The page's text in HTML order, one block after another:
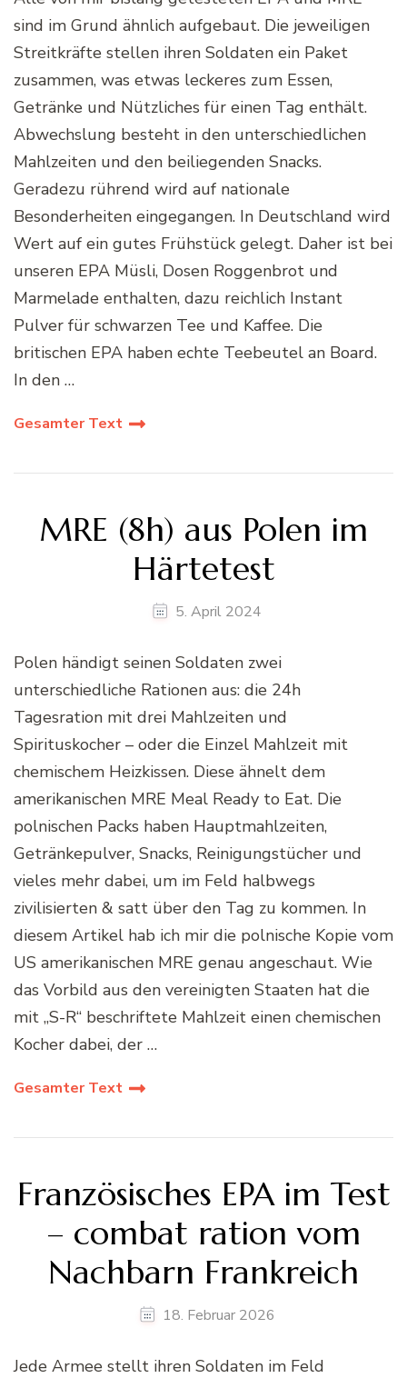
sind im Grund ähnlich aufgebaut. Die jeweiligen
Streitkräfte stellen ihren Soldaten ein Paket
zusammen, was etwas leckeres zum Essen,
Getränke und Nützliches für einen Tag enthält.
Abwechslung besteht in den unterschiedlichen
Mahlzeiten und den beiliegenden Snacks.
Geradezu rührend wird auf nationale
Besonderheiten eingegangen. In Deutschland wird
Wert auf ein gutes Frühstück gelegt. Daher ist bei
unseren EPA Müsli, Dosen Roggenbrot und
Marmelade enthalten, dazu reichlich Instant
Pulver für schwarzen Tee und Kaffee. Die
britischen EPA haben echte Teebeutel an Board.
In den …
Gesamter Text
MRE (8h) aus Polen im
Härtetest
5. April 2024
Polen händigt seinen Soldaten zwei
unterschiedliche Rationen aus: die 24h
Tagesration mit drei Mahlzeiten und
Spirituskocher – oder die Einzel Mahlzeit mit
chemischem Heizkissen. Diese ähnelt dem
amerikanischen MRE Meal Ready to Eat. Die
polnischen Packs haben Hauptmahlzeiten,
Getränkepulver, Snacks, Reinigungstücher und
vieles mehr dabei, um im Feld halbwegs
zivilisierten & satt über den Tag zu kommen. In
diesem Artikel hab ich mir die polnische Kopie vom
US amerikanischen MRE genau angeschaut. Wie
das Vorbild aus den vereinigten Staaten hat die
mit „S-R“ beschriftete Mahlzeit einen chemischen
Kocher dabei, der …
Gesamter Text
Französisches EPA im Test
– combat ration vom
Nachbarn Frankreich
18. Februar 2026
Jede Armee stellt ihren Soldaten im Feld